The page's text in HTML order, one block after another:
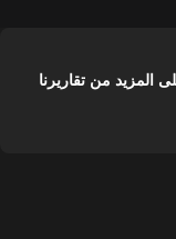
من تقاريرنا